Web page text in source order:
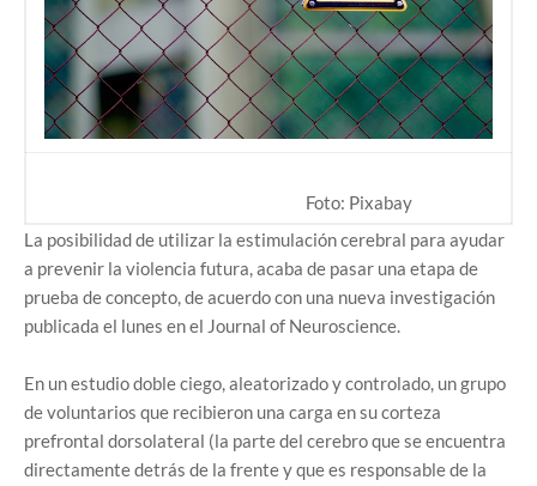
Foto: Pixabay
La posibilidad de utilizar la estimulación cerebral para ayudar
a prevenir la violencia futura, acaba de pasar una etapa de
prueba de concepto, de acuerdo con una nueva investigación
publicada el lunes en el Journal of Neuroscience.
En un estudio doble ciego, aleatorizado y controlado, un grupo
de voluntarios que recibieron una carga en su corteza
prefrontal dorsolateral (la parte del cerebro que se encuentra
directamente detrás de la frente y que es responsable de la